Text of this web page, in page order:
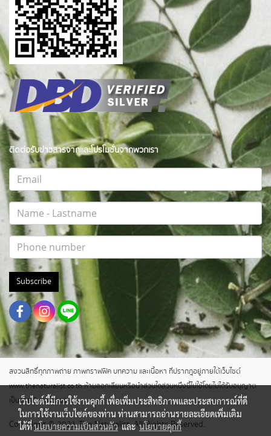
ติดต่อรับข่าวสารจากและโปรโมชั่นจากพวกเรา
Subscribe
สงวนสิทธิ์ทุกภาพถ่าย ภาพกราฟฟิค บทความ และเนื้อหา ที่ปรากฎอยู่ภายใต้เว็บไซต์
www.thenaturalist.co.th ห้ามลอกเลียนหรือนำส่วนใดส่วนหนึ่งนี้ไปใช้โดยไม่ได้รับอนุญาต
เป็นลายลักษณ์อักษร
Copyright © 2021 The Naturalist. All Rights Reserved.
เว็บไซต์นี้มีการใช้งานคุกกี้ เพื่อเพิ่มประสิทธิภาพและประสบการณ์ที่ดี
ในการใช้งานเว็บไซต์ของท่าน ท่านสามารถอ่านรายละเอียดเพิ่มเติม
ได้ที่นโยบายความเป็นส่วนตัวและนโยบายคุกกี้